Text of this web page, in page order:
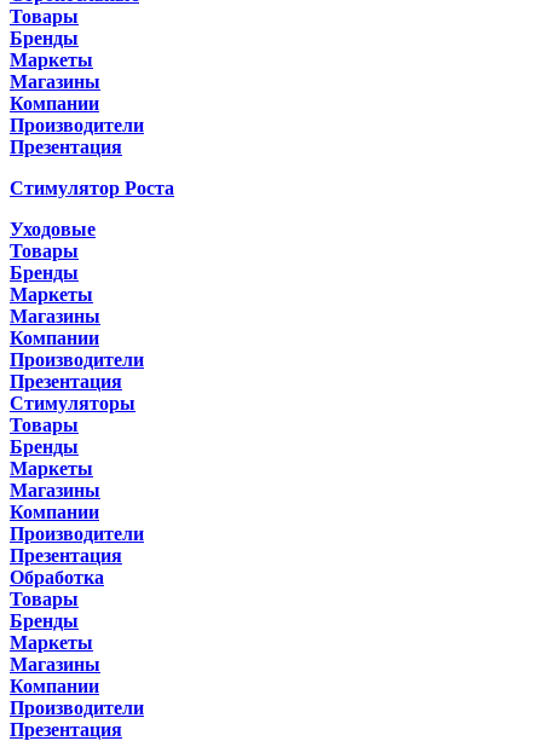
Товары
Бренды
Маркеты
Магазины
Компании
Производители
Презентация
Стимулятор Роста
Уходовые
Товары
Бренды
Маркеты
Магазины
Компании
Производители
Презентация
Стимуляторы
Товары
Бренды
Маркеты
Магазины
Компании
Производители
Презентация
Обработка
Товары
Бренды
Маркеты
Магазины
Компании
Производители
Презентация